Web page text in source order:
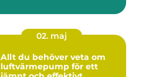
02. maj
Allt du behöver veta om
luftvärmepump för ett